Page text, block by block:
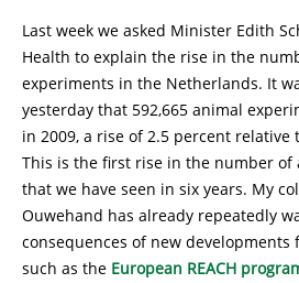
Last week we asked Minister Edith
Health to explain the rise in the
experiments in the Netherlands. It
yesterday that 592,665 animal
in 2009, a rise of 2.5 percent relative
This is the first rise in the number of
that we have seen in six years. My
Ouwehand has already repeatedly
consequences of new
such as the European REACH